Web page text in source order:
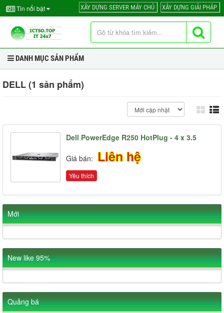
Tin nổi bật XÂY DỰNG SERVER MÁY CHỦ XÂY DỰNG GIẢI PHÁP
DANH MỤC SẢN PHẨM
DELL (1 sản phẩm)
Dell PowerEdge R250 HotPlug - 4 x 3.5
Giá bán: Liên hệ
Yêu thích
Mới
New like 95%
Quảng bá